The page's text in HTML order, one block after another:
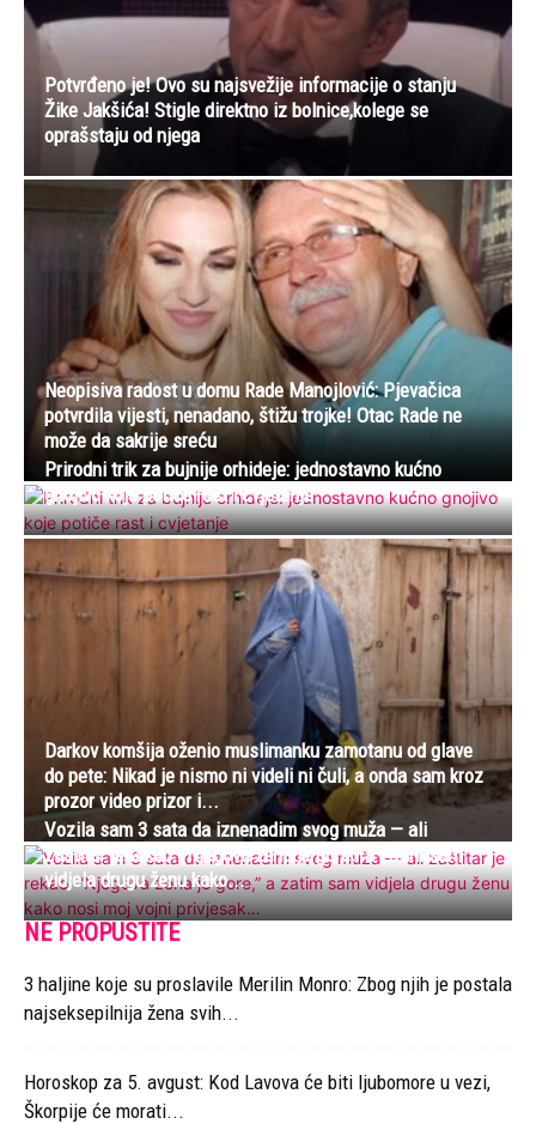
Potvrđeno je! Ovo su najsvežije informacije o stanju
Žike Jakšića! Stigle direktno iz bolnice,kolege se
oprašstaju od njega
Neopisiva radost u domu Rade Manojlović: Pjevačica
potvrdila vijesti, nenadano, štižu trojke! Otac Rade ne
može da sakrije sreću
Prirodni trik za bujnije orhideje: jednostavno kućno
gnojivo koje potiče rast i cvjetanje
Darkov komšija oženio muslimanku zamotanu od glave
do pete: Nikad je nismo ni videli ni čuli, a onda sam kroz
prozor video prizor i...
Vozila sam 3 sata da iznenadim svog muža — ali
zaštitar je rekao: “Njegova žena je gore,” a zatim sam
vidjela drugu ženu kako...
NE PROPUSTITE
3 haljine koje su proslavile Merilin Monro: Zbog njih je postala
najseksepilnija žena svih...
Horoskop za 5. avgust: Kod Lavova će biti ljubomore u vezi,
Škorpije će morati...